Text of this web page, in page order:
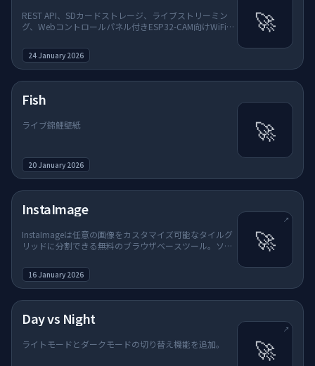
REST API、SDカードストレージ、ライブストリーミン
グ、Webコントロールパネル付きESP32-CAM向けWiFi写
24 January 2026
🚀
Fish
ライブ錦鯉壁紙
20 January 2026
🚀
InstaImage（新しいタブで開く）
InstaImageは任意の画像をカスタマイズ可能なタイルグ
リッドに分割できる無料のブラウザベースツール。ソー
像を複数セクションに分けるプロジェクトに最適。
16 January 2026
🚀
↗
Day vs Night（新しいタブで開く）
ライトモードとダークモードの切り替え機能を追加。 🚀
↗